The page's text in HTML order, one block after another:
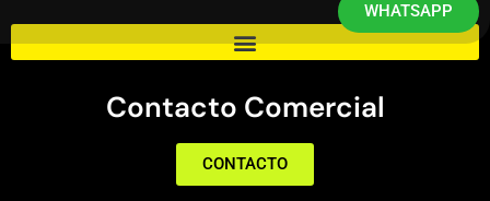
Contacto Comercial
CONTACTO
WHATSAPP